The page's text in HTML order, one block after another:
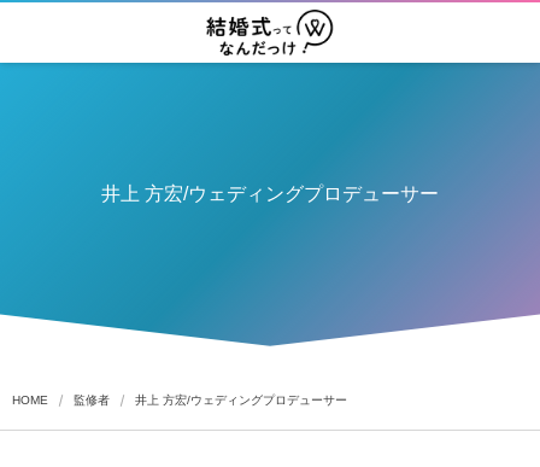
井上 方宏/ウェディングプロデューサー
HOME 監修者 井上 方宏/ウェディングプロデューサー